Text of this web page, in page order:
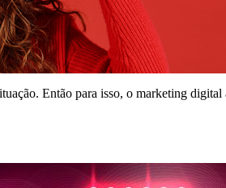
Então para isso, o marketing